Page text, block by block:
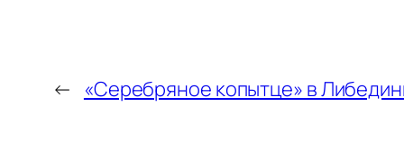
← «Серебряное копытце» в